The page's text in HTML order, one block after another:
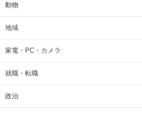
動物
地域
家電・PC・カメラ
就職・転職
政治